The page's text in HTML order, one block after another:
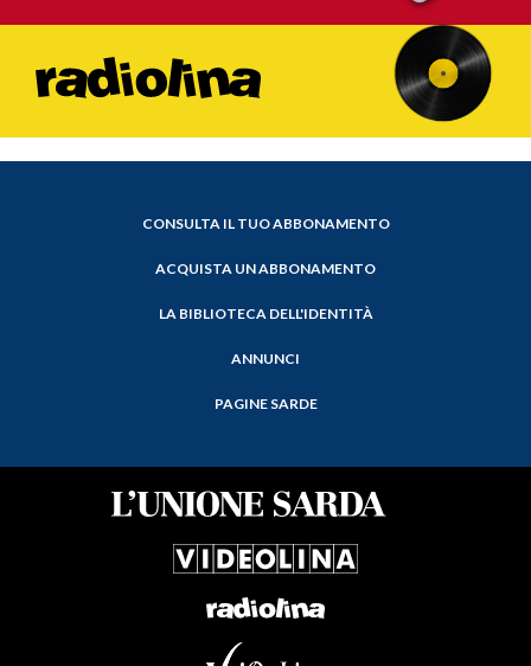
CONSULTA IL TUO ABBONAMENTO
ACQUISTA UN ABBONAMENTO
LA BIBLIOTECA DELL'IDENTITÀ
ANNUNCI
PAGINE SARDE